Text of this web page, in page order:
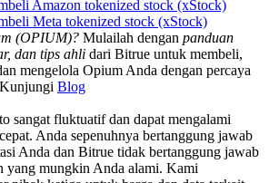
Amazon tokenized stock (xStock)
Meta tokenized stock (xStock)
(OPIUM)? Mulailah dengan panduan
dan tips ahli dari Bitrue untuk membeli,
mengelola Opium Anda dengan percaya
Blog
sangat fluktuatif dan dapat mengalami
Anda sepenuhnya bertanggung jawab
Anda dan Bitrue tidak bertanggung jawab
yang mungkin Anda alami. Kami